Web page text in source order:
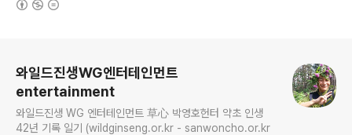
와일드진생WG엔터테인먼트
entertainment
와일드진생 WG 엔터테인먼트 草心 박영호헌터 약초 인생
42년 기록 일기 (wildginseng.or.kr - sanwoncho.or.kr